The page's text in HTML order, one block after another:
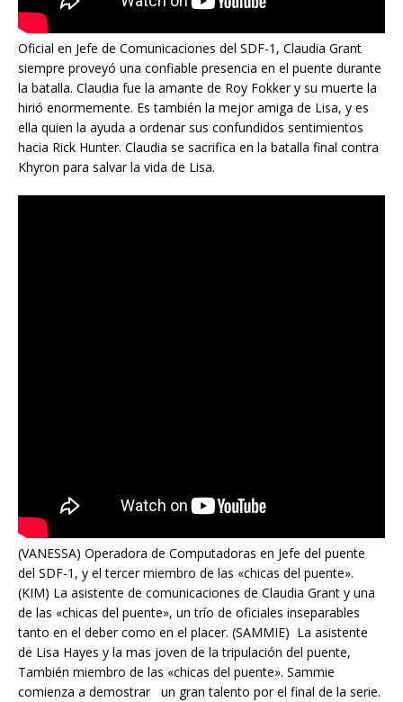
Oficial en Jefe de Comunicaciones del SDF-1, Claudia Grant
siempre proveyó una confiable presencia en el puente durante
la batalla. Claudia fue la amante de Roy Fokker y su muerte la
hirió enormemente. Es también la mejor amiga de Lisa, y es
ella quien la ayuda a ordenar sus confundidos sentimientos
hacia Rick Hunter. Claudia se sacrifica en la batalla final contra
Khyron para salvar la vida de Lisa.
(VANESSA) Operadora de Computadoras en Jefe del puente
del SDF-1, y el tercer miembro de las «chicas del puente».
(KIM) La asistente de comunicaciones de Claudia Grant y una
de las «chicas del puente», un trío de oficiales inseparables
tanto en el deber como en el placer. (SAMMIE) La asistente
de Lisa Hayes y la mas joven de la tripulación del puente,
También miembro de las «chicas del puente». Sammie
comienza a demostrar un gran talento por el final de la serie.